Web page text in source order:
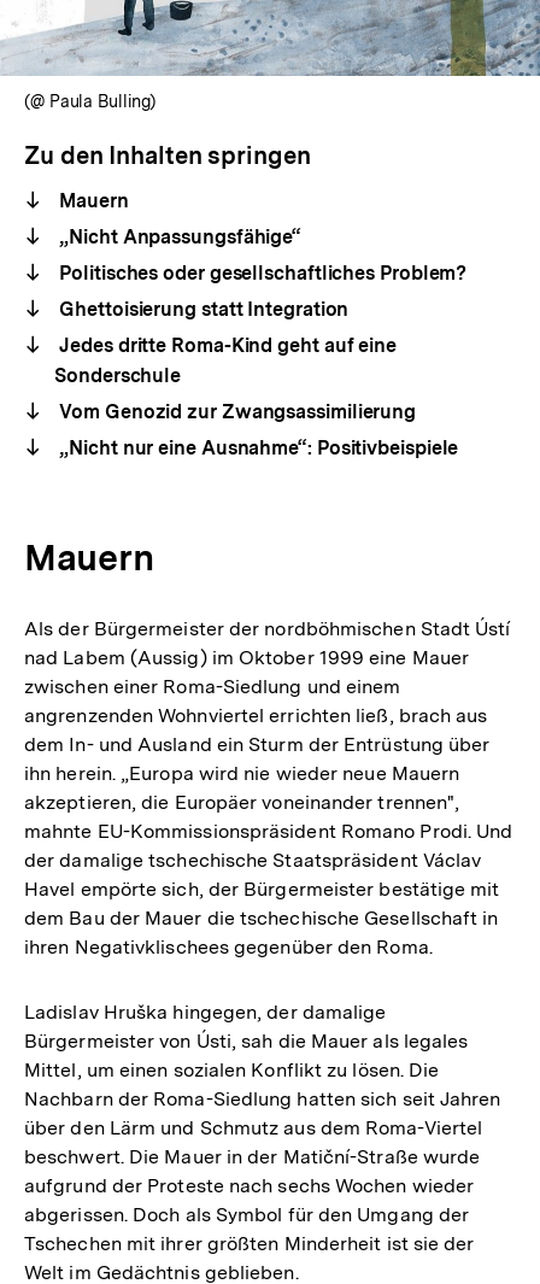
(@ Paula Bulling)
Zu den Inhalten springen
Mauern
„Nicht Anpassungsfähige“
Politisches oder gesellschaftliches Problem?
Ghettoisierung statt Integration
Jedes dritte Roma-Kind geht auf eine
Sonderschule
Vom Genozid zur Zwangsassimilierung
„Nicht nur eine Ausnahme“: Positivbeispiele
Mauern
Als der Bürgermeister der nordböhmischen Stadt Ústí
nad Labem (Aussig) im Oktober 1999 eine Mauer
zwischen einer Roma-Siedlung und einem
angrenzenden Wohnviertel errichten ließ, brach aus
dem In- und Ausland ein Sturm der Entrüstung über
ihn herein. „Europa wird nie wieder neue Mauern
akzeptieren, die Europäer voneinander trennen",
mahnte EU-Kommissionspräsident Romano Prodi. Und
der damalige tschechische Staatspräsident Václav
Havel empörte sich, der Bürgermeister bestätige mit
dem Bau der Mauer die tschechische Gesellschaft in
ihren Negativklischees gegenüber den Roma.
Ladislav Hruška hingegen, der damalige
Bürgermeister von Ústi, sah die Mauer als legales
Mittel, um einen sozialen Konflikt zu lösen. Die
Nachbarn der Roma-Siedlung hatten sich seit Jahren
über den Lärm und Schmutz aus dem Roma-Viertel
beschwert. Die Mauer in der Matiční-Straße wurde
aufgrund der Proteste nach sechs Wochen wieder
abgerissen. Doch als Symbol für den Umgang der
Tschechen mit ihrer größten Minderheit ist sie der
Welt im Gedächtnis geblieben.